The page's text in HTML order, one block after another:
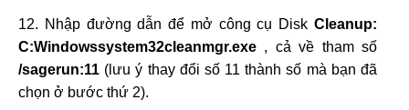
12. Nhập đường dẫn để mở công cụ Disk Cleanup:
C:Windowssystem32cleanmgr.exe , cả về tham số
/sagerun:11 (lưu ý thay đổi số 11 thành số mà bạn đã
chọn ở bước thứ 2).